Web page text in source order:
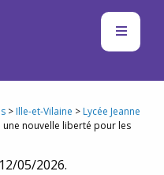
> Ille-et-Vilaine > Lycée Jeanne
une nouvelle liberté pour les
05/2026.